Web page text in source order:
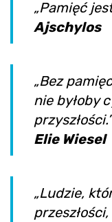
„Pamięć
Ajschylos
„Bez
nie byłoby
przyszłości.”
Elie Wiesel
„Ludzie,